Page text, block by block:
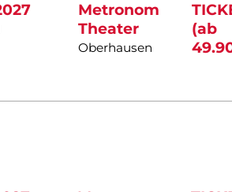
Metronom
Theater
Oberhausen
(ab